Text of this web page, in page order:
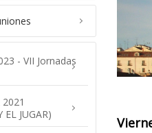
- VII Jornadas
JUGAR)